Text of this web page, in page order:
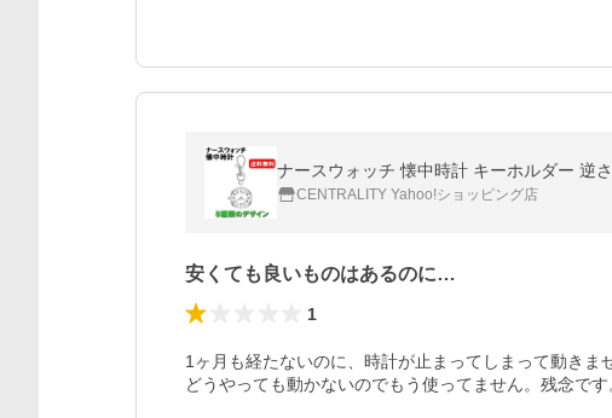
ナースウォッチ 懐中時計 キーホルダー 逆
CENTRALITY Yahoo!ショッピング店
安くても良いものはあるのに…
1
1ヶ月も経たないのに、時計が止まってしまって動きま
どうやっても動かないのでもう使ってません。残念です